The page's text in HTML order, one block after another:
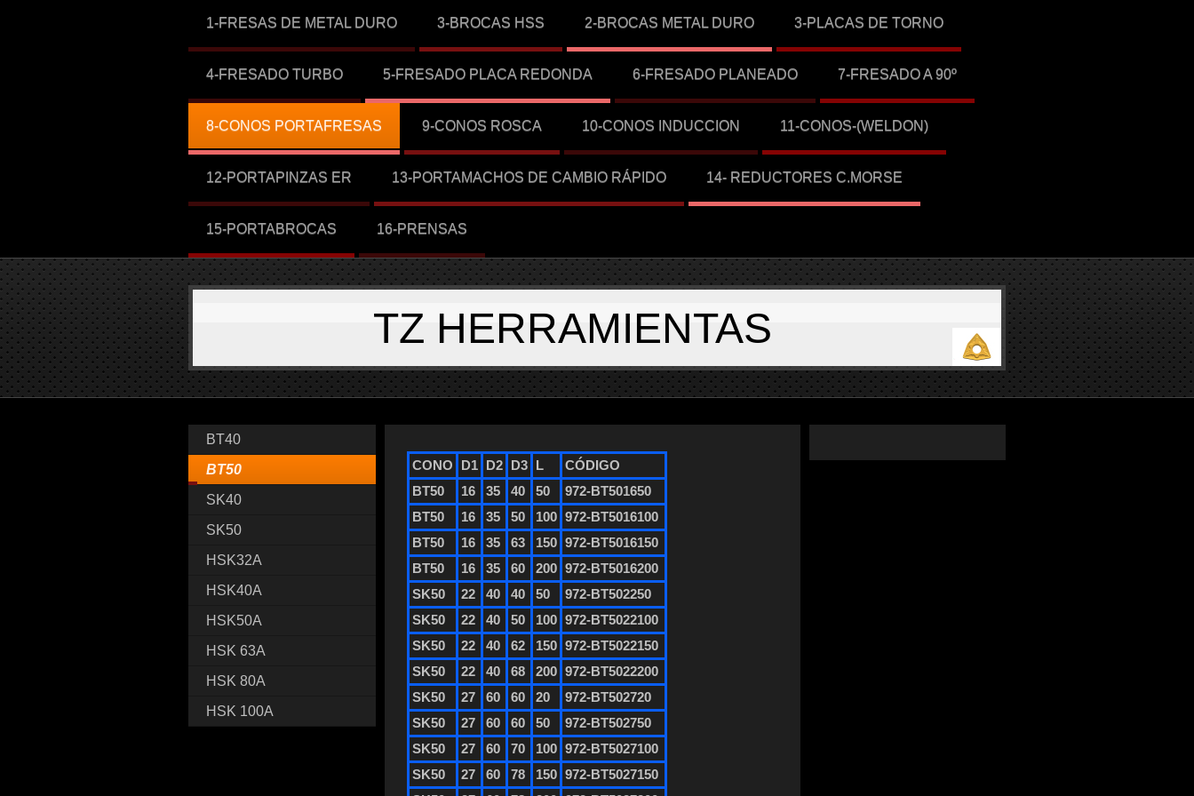
1-FRESAS DE METAL DURO 3-BROCAS HSS 2-BROCAS METAL DURO 3-PLACAS DE TORNO
4-FRESADO TURBO 5-FRESADO PLACA REDONDA 6-FRESADO PLANEADO 7-FRESADO A 90º
8-CONOS PORTAFRESAS 9-CONOS ROSCA 10-CONOS INDUCCION 11-CONOS-(WELDON)
12-PORTAPINZAS ER 13-PORTAMACHOS DE CAMBIO RÁPIDO 14- REDUCTORES C.MORSE
15-PORTABROCAS 16-PRENSAS
TZ HERRAMIENTAS
BT40
BT50
SK40
SK50
HSK32A
HSK40A
HSK50A
HSK 63A
HSK 80A
HSK 100A
CONO D1 D2 D3 L
CÓDIGO
BT50
16 35 40 50
972-BT501650
BT50
16 35 50 100 972-BT5016100
BT50
16 35 63 150 972-BT5016150
BT50
16 35 60 200 972-BT5016200
SK50
22 40 40 50
972-BT502250
SK50
22 40 50 100 972-BT5022100
SK50
22 40 62 150 972-BT5022150
SK50
22 40 68 200 972-BT5022200
SK50
27 60 60 20
972-BT502720
SK50
27 60 60 50
972-BT502750
SK50
27 60 70 100 972-BT5027100
SK50
27 60 78 150 972-BT5027150